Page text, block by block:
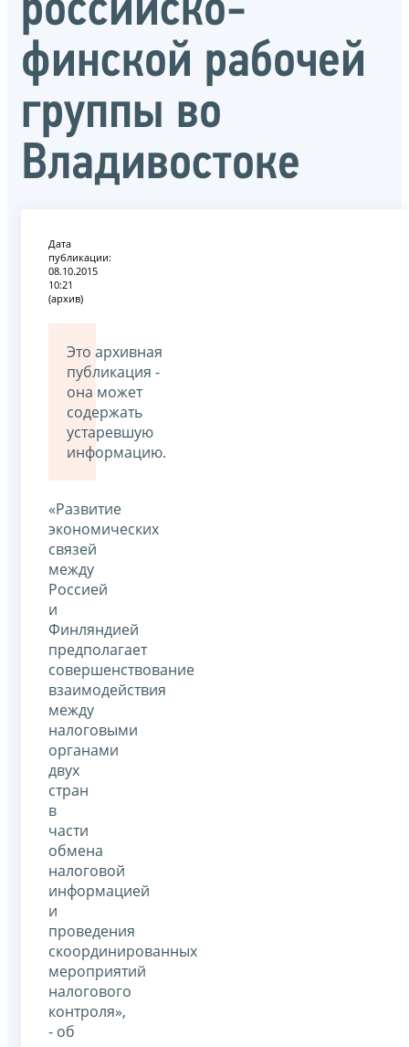
российско-
финской рабочей
группы во
Владивостоке
Дата
публикации:
08.10.2015
10:21
(архив)
Это архивная
публикация -
она может
содержать
устаревшую
информацию.
«Развитие
экономических
связей
между
Россией
и
Финляндией
предполагает
совершенствование
взаимодействия
между
налоговыми
органами
двух
стран
в
части
обмена
налоговой
информацией
и
проведения
скоординированных
мероприятий
налогового
контроля»,
- об